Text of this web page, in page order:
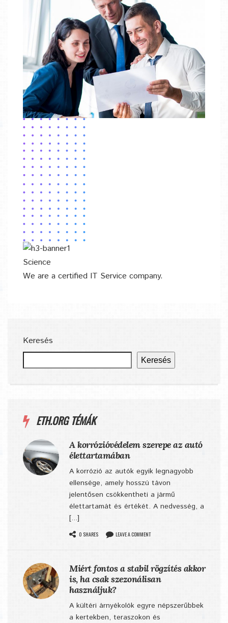
Science
We are a certified IT Service company.
Keresés
Keresés
ETH.ORG TÉMÁK
A korrózióvédelem szerepe az autó
élettartamában
A korrózió az autók egyik legnagyobb
ellensége, amely hosszú távon
jelentősen csökkentheti a jármű
élettartamát és értékét. A nedvesség, a
[...]
0 SHARES LEAVE A COMMENT
Miért fontos a stabil rögzítés akkor
is, ha csak szezonálisan
használjuk?
A kültéri árnyékolók egyre népszerűbbek
a kertekben, teraszokon és